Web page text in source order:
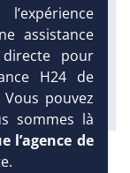
4 % Tx :5 %
proche à 7
assistance
pour
H24 de
pouvez
sommes là
l’agence de